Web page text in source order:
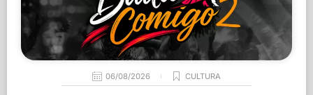
06/08/2026 CULTURA